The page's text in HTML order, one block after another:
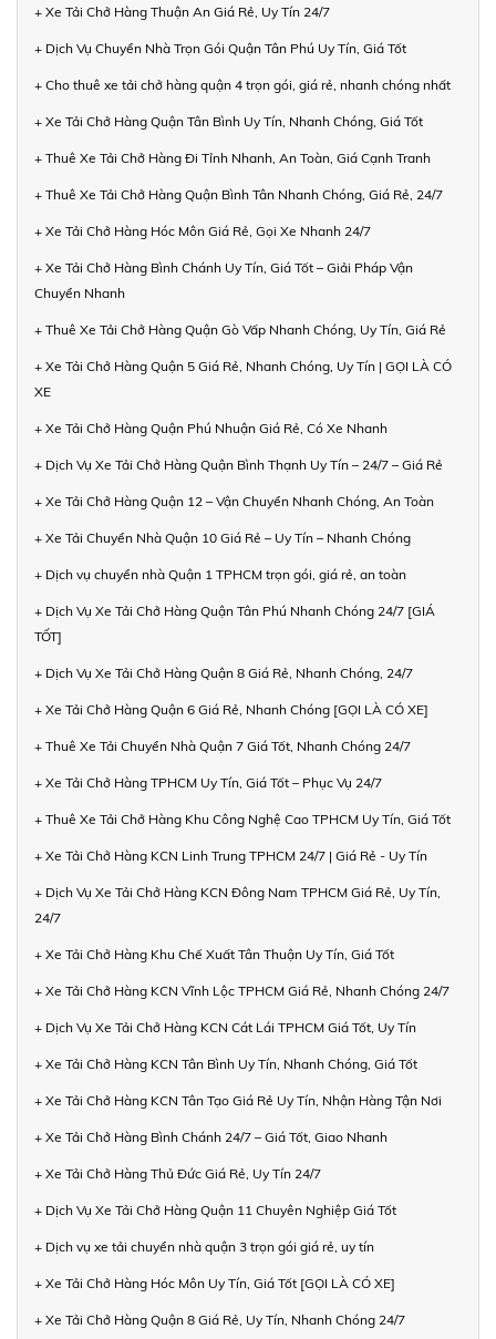
+ Xe Tải Chở Hàng Thuận An Giá Rẻ, Uy Tín 24/7
+ Dịch Vụ Chuyển Nhà Trọn Gói Quận Tân Phú Uy Tín, Giá Tốt
+ Cho thuê xe tải chở hàng quận 4 trọn gói, giá rẻ, nhanh chóng nhất
+ Xe Tải Chở Hàng Quận Tân Bình Uy Tín, Nhanh Chóng, Giá Tốt
+ Thuê Xe Tải Chở Hàng Đi Tỉnh Nhanh, An Toàn, Giá Cạnh Tranh
+ Thuê Xe Tải Chở Hàng Quận Bình Tân Nhanh Chóng, Giá Rẻ, 24/7
+ Xe Tải Chở Hàng Hóc Môn Giá Rẻ, Gọi Xe Nhanh 24/7
+ Xe Tải Chở Hàng Bình Chánh Uy Tín, Giá Tốt – Giải Pháp Vận
Chuyển Nhanh
+ Thuê Xe Tải Chở Hàng Quận Gò Vấp Nhanh Chóng, Uy Tín, Giá Rẻ
+ Xe Tải Chở Hàng Quận 5 Giá Rẻ, Nhanh Chóng, Uy Tín | GỌI LÀ CÓ
XE
+ Xe Tải Chở Hàng Quận Phú Nhuận Giá Rẻ, Có Xe Nhanh
+ Dịch Vụ Xe Tải Chở Hàng Quận Bình Thạnh Uy Tín – 24/7 – Giá Rẻ
+ Xe Tải Chở Hàng Quận 12 – Vận Chuyển Nhanh Chóng, An Toàn
+ Xe Tải Chuyển Nhà Quận 10 Giá Rẻ – Uy Tín – Nhanh Chóng
+ Dịch vụ chuyển nhà Quận 1 TPHCM trọn gói, giá rẻ, an toàn
+ Dịch Vụ Xe Tải Chở Hàng Quận Tân Phú Nhanh Chóng 24/7 [GIÁ
TỐT]
+ Dịch Vụ Xe Tải Chở Hàng Quận 8 Giá Rẻ, Nhanh Chóng, 24/7
+ Xe Tải Chở Hàng Quận 6 Giá Rẻ, Nhanh Chóng [GỌI LÀ CÓ XE]
+ Thuê Xe Tải Chuyển Nhà Quận 7 Giá Tốt, Nhanh Chóng 24/7
+ Xe Tải Chở Hàng TPHCM Uy Tín, Giá Tốt – Phục Vụ 24/7
+ Thuê Xe Tải Chở Hàng Khu Công Nghệ Cao TPHCM Uy Tín, Giá Tốt
+ Xe Tải Chở Hàng KCN Linh Trung TPHCM 24/7 | Giá Rẻ - Uy Tín
+ Dịch Vụ Xe Tải Chở Hàng KCN Đông Nam TPHCM Giá Rẻ, Uy Tín,
24/7
+ Xe Tải Chở Hàng Khu Chế Xuất Tân Thuận Uy Tín, Giá Tốt
+ Xe Tải Chở Hàng KCN Vĩnh Lộc TPHCM Giá Rẻ, Nhanh Chóng 24/7
+ Dịch Vụ Xe Tải Chở Hàng KCN Cát Lái TPHCM Giá Tốt, Uy Tín
+ Xe Tải Chở Hàng KCN Tân Bình Uy Tín, Nhanh Chóng, Giá Tốt
+ Xe Tải Chở Hàng KCN Tân Tạo Giá Rẻ Uy Tín, Nhận Hàng Tận Nơi
+ Xe Tải Chở Hàng Bình Chánh 24/7 – Giá Tốt, Giao Nhanh
+ Xe Tải Chở Hàng Thủ Đức Giá Rẻ, Uy Tín 24/7
+ Dịch Vụ Xe Tải Chở Hàng Quận 11 Chuyên Nghiệp Giá Tốt
+ Dịch vụ xe tải chuyển nhà quận 3 trọn gói giá rẻ, uy tín
+ Xe Tải Chở Hàng Hóc Môn Uy Tín, Giá Tốt [GỌI LÀ CÓ XE]
+ Xe Tải Chở Hàng Quận 8 Giá Rẻ, Uy Tín, Nhanh Chóng 24/7